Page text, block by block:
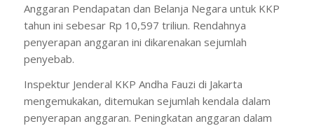
Anggaran Pendapatan dan Belanja Negara untuk KKP
tahun ini sebesar Rp 10,597 triliun. Rendahnya
penyerapan anggaran ini dikarenakan sejumlah
penyebab.
Inspektur Jenderal KKP Andha Fauzi di Jakarta
mengemukakan, ditemukan sejumlah kendala dalam
penyerapan anggaran. Peningkatan anggaran dalam